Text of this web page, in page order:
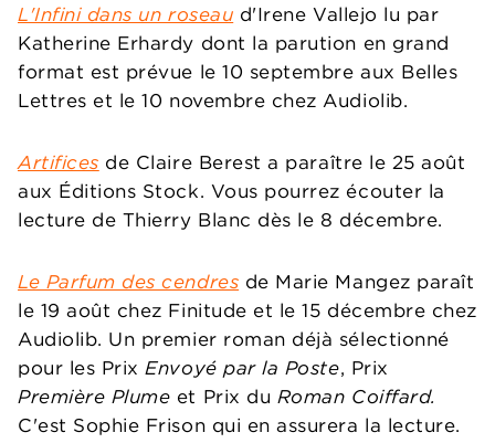
L'Infini dans un roseau d'Irene Vallejo lu par
Katherine Erhardy dont la parution en grand
format est prévue le 10 septembre aux Belles
Lettres et le 10 novembre chez Audiolib.
Artifices de Claire Berest a paraître le 25 août
aux Éditions Stock. Vous pourrez écouter la
lecture de Thierry Blanc dès le 8 décembre.
Le Parfum des cendres de Marie Mangez paraît
le 19 août chez Finitude et le 15 décembre chez
Audiolib. Un premier roman déjà sélectionné
pour les PrixEnvoyé par la Poste, Prix
Première Plume et Prix du Roman Coiffard.
C'est Sophie Frison qui en assurera la lecture.